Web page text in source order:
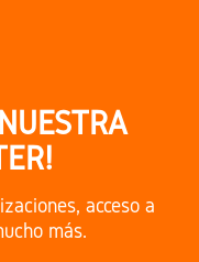
acceso a
más.